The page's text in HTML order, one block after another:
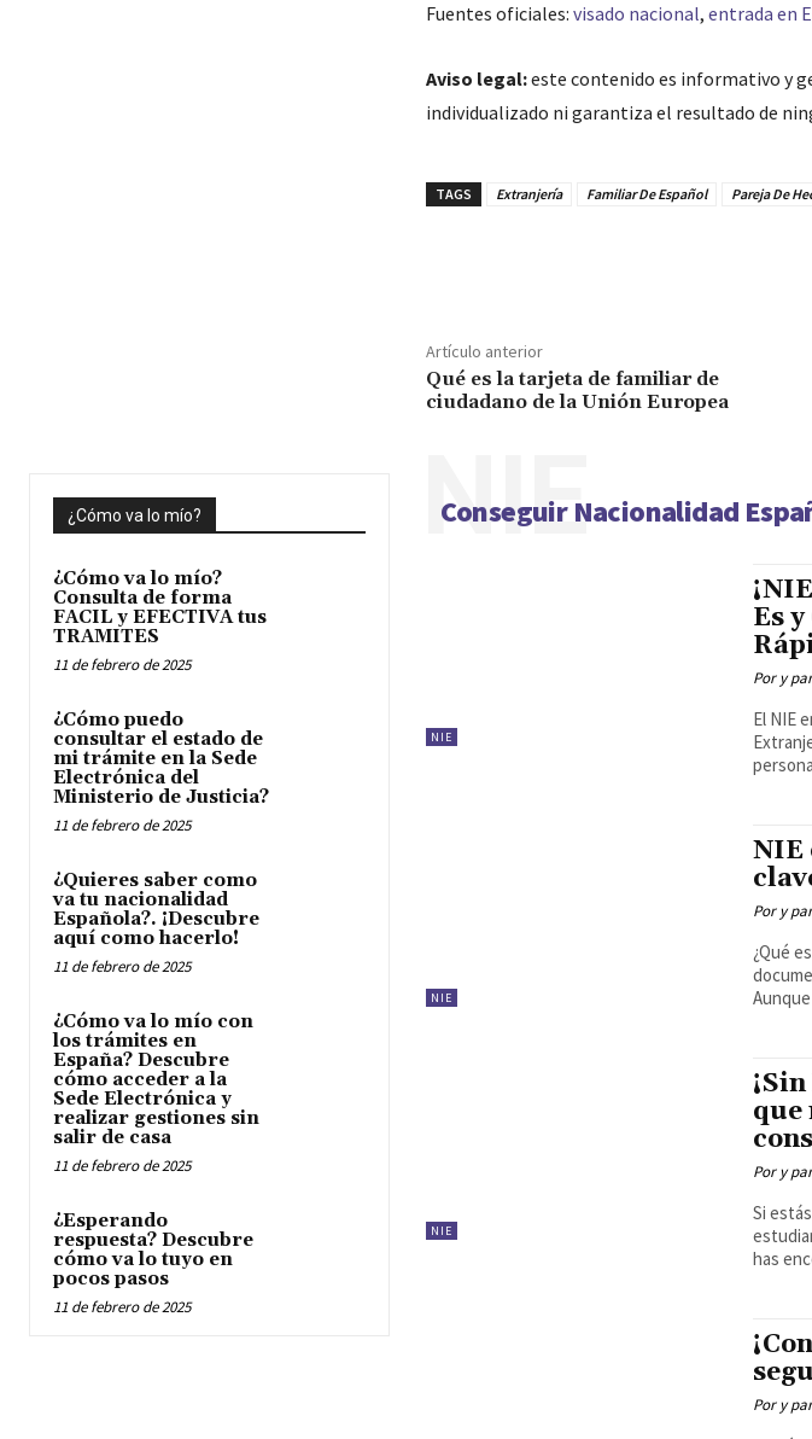
Fuentes oficiales: visado nacional, entrada en
Aviso legal:este contenido es informativo y
individualizado ni garantiza el resultado de
TAGS Extranjería Familiar De Español Pareja De
Artículo anterior
Qué es la tarjeta de familiar de
ciudadano de la Unión Europea
¿Cómo va lo mío?
¿Cómo va lo mío?
Consulta de forma
FACIL y EFECTIVA tus
TRAMITES
11 de febrero de 2025
¿Cómo puedo
consultar el estado de
mi trámite en la Sede
Electrónica del
Ministerio de Justicia?
11 de febrero de 2025
¿Quieres saber como
va tu nacionalidad
Española?. ¡Descubre
aquí como hacerlo!
11 de febrero de 2025
¿Cómo va lo mío con
los trámites en
España? Descubre
cómo acceder a la
Sede Electrónica y
realizar gestiones sin
salir de casa
11 de febrero de 2025
¿Esperando
respuesta? Descubre
cómo va lo tuyo en
pocos pasos
11 de febrero de 2025
Conseguir Nacionalidad
NIE
NIE
Es
Por y
El NIE
NIE
NIE
Por y
¿Qué es
NIE
que
Por y
Si
has
Por y